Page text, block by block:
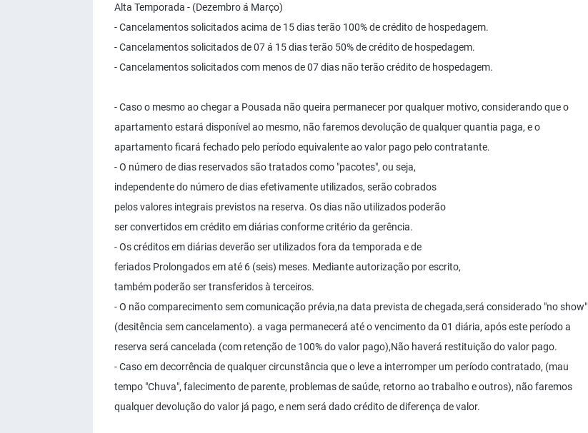
Alta Temporada - (Dezembro á Março)
- Cancelamentos solicitados acima de 15 dias terão 100% de crédito de hospedagem.
- Cancelamentos solicitados de 07 á 15 dias terão 50% de crédito de hospedagem.
- Cancelamentos solicitados com menos de 07 dias não terão crédito de hospedagem.
- Caso o mesmo ao chegar a Pousada não queira permanecer por qualquer motivo, considerando que o
apartamento estará disponível ao mesmo, não faremos devolução de qualquer quantia paga, e o
apartamento ficará fechado pelo período equivalente ao valor pago pelo contratante.
- O número de dias reservados são tratados como "pacotes", ou seja,
independente do número de dias efetivamente utilizados, serão cobrados
pelos valores integrais previstos na reserva. Os dias não utilizados poderão
ser convertidos em crédito em diárias conforme critério da gerência.
- Os créditos em diárias deverão ser utilizados fora da temporada e de
feriados Prolongados em até 6 (seis) meses. Mediante autorização por escrito,
também poderão ser transferidos à terceiros.
- O não comparecimento sem comunicação prévia,na data prevista de chegada,será considerado "no show"
(desitência sem cancelamento). a vaga permanecerá até o vencimento da 01 diária, após este período a
reserva será cancelada (com retenção de 100% do valor pago),Não haverá restituição do valor pago.
- Caso em decorrência de qualquer circunstância que o leve a interromper um período contratado, (mau
tempo "Chuva", falecimento de parente, problemas de saúde, retorno ao trabalho e outros), não faremos
qualquer devolução do valor já pago, e nem será dado crédito de diferença de valor.